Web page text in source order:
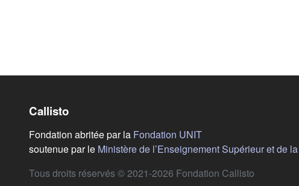
Callisto
Fondation abritée par la Fondation UNIT(s'ouvre dans un
soutenue par le Ministère de l’Enseignement Supérieur et de
Tous droits réservés © 2021-2026 Fondation Callisto